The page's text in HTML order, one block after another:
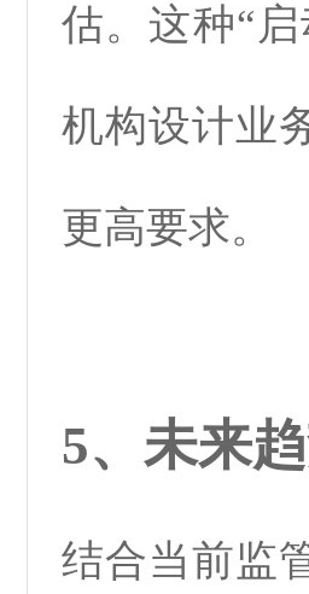
估。这种“
机构设计业
更高要求。
5、未来
结合当前监